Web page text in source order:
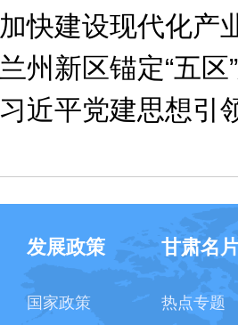
加快建设现代化产
兰州新区锚定“五
习近平党建思想引
发展政策
国家政策
甘肃名
热点专题